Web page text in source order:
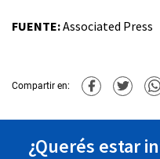
FUENTE:Associated Press
Compartir en:
¿Querés estar